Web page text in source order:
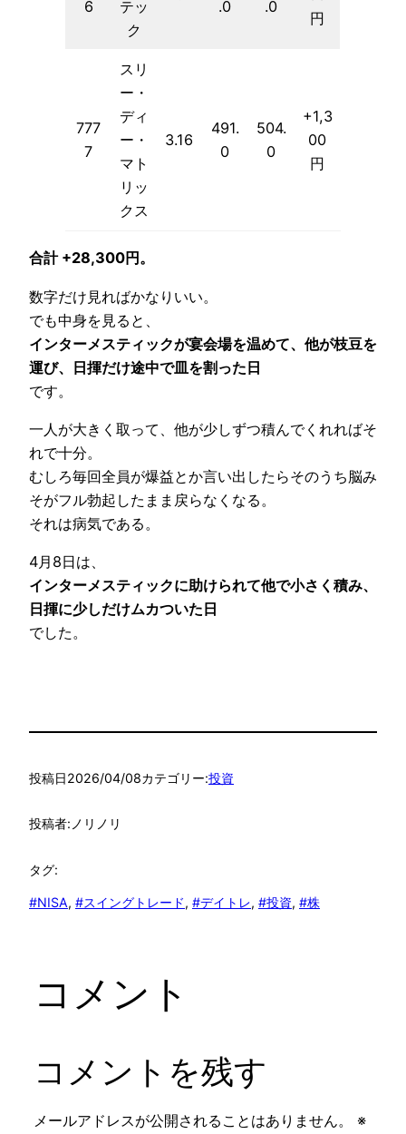
6
テッ
ク
.0 .0
円
777
7
スリ
ー・
ディ
ー・
マト
リッ
クス
3.16
491.
0
504.
0
+1,3
00
円
合計 +28,300円。
数字だけ見ればかなりいい。
でも中身を見ると、
インターメスティックが宴会場を温めて、他が枝豆を
運び、日揮だけ途中で皿を割った日
です。
一人が大きく取って、他が少しずつ積んでくれればそ
れで十分。
むしろ毎回全員が爆益とか言い出したらそのうち脳み
そがフル勃起したまま戻らなくなる。
それは病気である。
4月8日は、
インターメスティックに助けられて他で小さく積み、
日揮に少しだけムカついた日
でした。
投稿日2026/04/08カテゴリー:投資
投稿者: ノリノリ
タグ:
#NISA, #スイングトレード, #デイトレ, #投資, #株
コメント
コメントを残す
メールアドレスが公開されることはありません。
※